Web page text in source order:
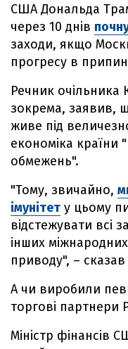
США Дональда
через 10 днів
заходи, якщо
прогресу в
Речник очільника
зокрема, заявив,
живе під
економіка країни
обмежень".
"Тому, звичайно,
імунітет у цьому
відстежувати всі
інших
приводу", –
А чи виробили
торгові партнери
Міністр фінансів